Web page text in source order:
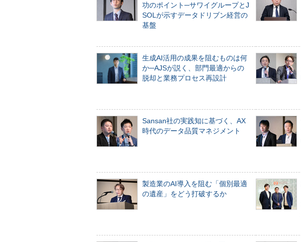
功のポイント─サワイグループとJ
SOLが示すデータドリブン経営の
基盤
生成AI活用の成果を阻むものは何
か─AJSが説く、部門最適からの
脱却と業務プロセス再設計
Sansan社の実践知に基づく、AX
時代のデータ品質マネジメント
製造業のAI導入を阻む「個別最適
の遺産」をどう打破するか